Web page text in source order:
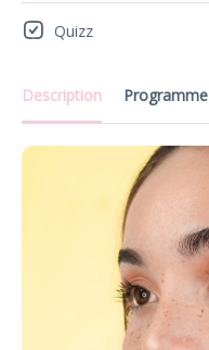
Description Programme
Quizz